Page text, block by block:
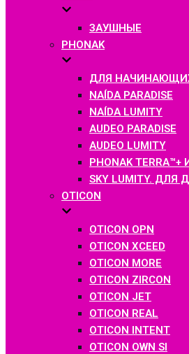
ЗАУШНЫЕ
PHONAK
ДЛЯ
NAÍDA PARADISE
NAÍDA LUMITY
AUDEO PARADISE
AUDEO LUMITY
PHONAK TERRA™+
SKY LUMITY. ДЛЯ
OTICON
OTICON OPN
OTICON XCEED
OTICON MORE
OTICON ZIRCON
OTICON JET
OTICON REAL
OTICON INTENT
OTICON OWN SI